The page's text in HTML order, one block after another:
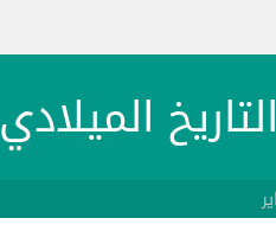
التاريخ الميلادي 2026/02/10 بالهجري والشمسي